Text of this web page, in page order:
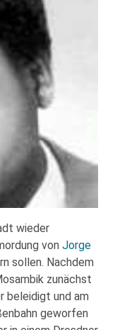
wieder
von Jorge
sollen. Nachdem
zunächst
beleidigt und am
geworfen